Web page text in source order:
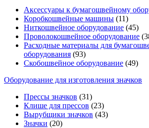
Аксессуары к бумагошвейному
Коробкошвейные машины (11)
Ниткошвейное оборудование (45)
Проволокошвейное оборудование
Расходные материалы для
оборудования (93)
Скобошвейное оборудование (49)
Оборудование для изготовления значков
Прессы значков (31)
Клише для прессов (23)
Вырубщики значков (43)
Значки (20)